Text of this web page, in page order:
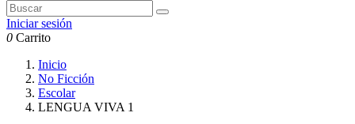
Iniciar sesión
0 Carrito
Inicio
No Ficción
Escolar
LENGUA VIVA 1